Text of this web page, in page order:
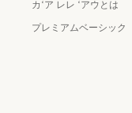
カʻア レレ ʻアウとは
プレミアムベーシック